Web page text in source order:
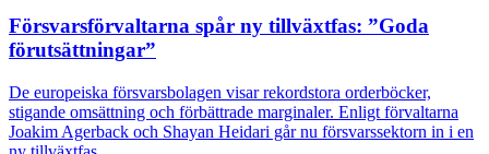
Försvarsförvaltarna spår ny tillväxtfas: ”Goda
förutsättningar”
De europeiska försvarsbolagen visar rekordstora orderböcker,
stigande omsättning och förbättrade marginaler. Enligt förvaltarna
Joakim Agerback och Shayan Heidari går nu försvarssektorn in i en